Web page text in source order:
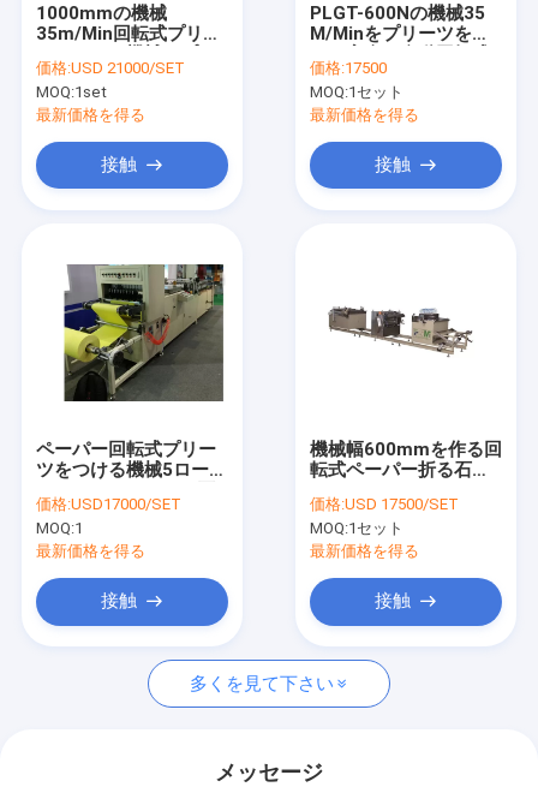
製品
企業情報
会社案内
見積依頼
機械を作るエア フィルター
ECOフィルター機械
1000mmの機械
35m/Min回転式プリー
ーツをつける浮彫りに
なるろ紙
価格:USD 21000/SET
MOQ:1set
最新価格を得る
接触
PLGT-600Nの機械35
M/Minをプリーツをつ
ろ紙
価格:17500
MOQ:1セット
最新価格を得る
接触
ペーパー回転式プリー
ツをつける機械5ローラ
油フィルターの生産
価格:USD17000/SET
MOQ:1
最新価格を得る
接触
機械幅600mmを作る回
転式ペーパー折る石油
価格:USD 17500/SET
MOQ:1セット
最新価格を得る
接触
多くを見て下さい
メッセージ